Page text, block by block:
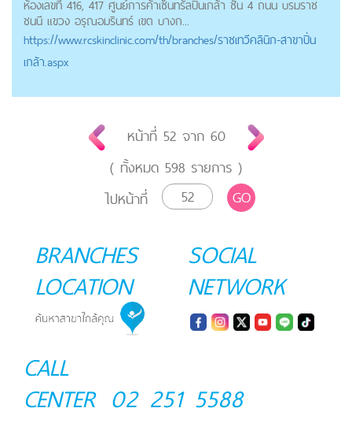
ห้องเลขที่ 416, 417 ศูนย์การค้าเซ็นทรัลปิ่นเกล้า ชั้น 4 ถนน บรมราช
ชนนี แขวง อรุณอมรินทร์ เขต บางก...
https://www.rcskinclinic.com/th/branches/ราชเทวีคลินิก-สาขาปิ่น
เกล้า.aspx
หน้าที่ 52จาก 60
( ทั้งหมด 598 รายการ )
ไปหน้าที่
GO
BRANCHES
LOCATION
SOCIAL
NETWORK
CALL
CENTER 02 251 5588